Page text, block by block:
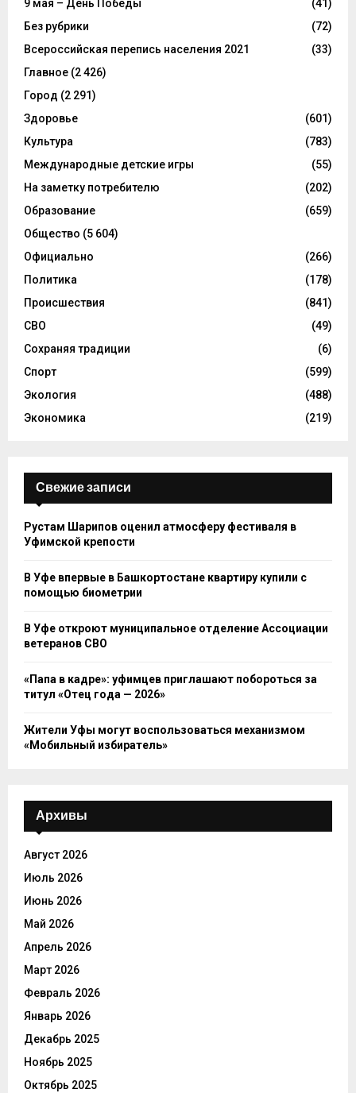
9 мая – День Победы
(41)
Без рубрики
(72)
Всероссийская перепись населения 2021
(33)
Главное (2 426)
Город (2 291)
Здоровье
(601)
Культура
(783)
Международные детские игры
(55)
На заметку потребителю
(202)
Образование
(659)
Общество (5 604)
Официально
(266)
Политика
(178)
Происшествия
(841)
СВО
(49)
Сохраняя традиции
(6)
Спорт
(599)
Экология
(488)
Экономика
(219)
Свежие записи
Рустам Шарипов оценил атмосферу фестиваля в
Уфимской крепости
В Уфе впервые в Башкортостане квартиру купили с
помощью биометрии
В Уфе откроют муниципальное отделение Ассоциации
ветеранов СВО
«Папа в кадре»: уфимцев приглашают побороться за
титул «Отец года — 2026»
Жители Уфы могут воспользоваться механизмом
«Мобильный избиратель»
Архивы
Август 2026
Июль 2026
Июнь 2026
Май 2026
Апрель 2026
Март 2026
Февраль 2026
Январь 2026
Декабрь 2025
Ноябрь 2025
Октябрь 2025